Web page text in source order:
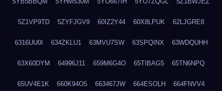
5Z1VP9TD 5ZYFJGV9 60IZ2Y44 60X8LPUK 62LJGRE8
6316UU0I 634ZKLU1 63MVU7SW 63SPQINX 63WDQUHH
63X60DYM 64996J11 659M6G4O 65TIBAG5 65TN6NPQ
65UV4E1K 660K94O5 663467JW 664ESOLH 664FNVV4